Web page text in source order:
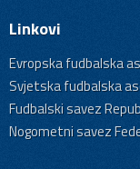
Linkovi
Evropska fudbalska
Svjetska fudbalska
Fudbalski savez
Nogometni savez